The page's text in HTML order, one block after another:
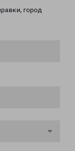
город